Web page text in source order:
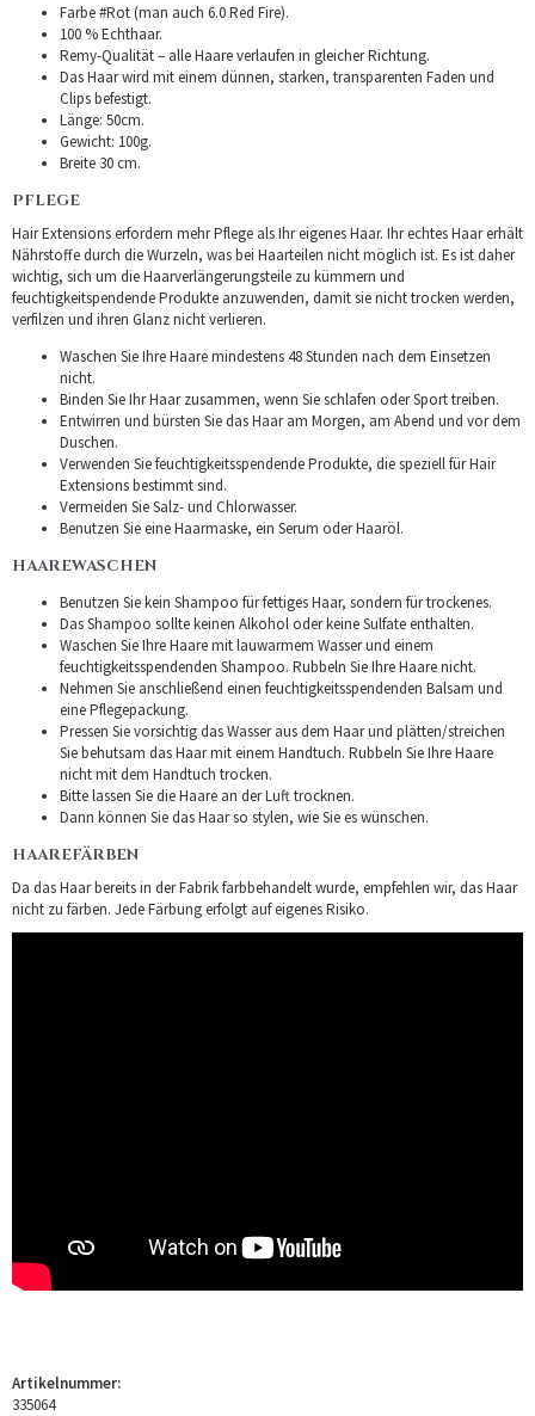
Farbe #Rot (man auch 6.0 Red Fire).
100 % Echthaar.
Remy-Qualität – alle Haare verlaufen in gleicher Richtung.
Das Haar wird mit einem dünnen, starken, transparenten Faden und
Clips befestigt.
Länge: 50cm.
Gewicht: 100g.
Breite 30 cm.
PFLEGE
Hair Extensions erfordern mehr Pflege als Ihr eigenes Haar. Ihr echtes Haar erhält
Nährstoffe durch die Wurzeln, was bei Haarteilen nicht möglich ist. Es ist daher
wichtig, sich um die Haarverlängerungsteile zu kümmern und
feuchtigkeitspendende Produkte anzuwenden, damit sie nicht trocken werden,
verfilzen und ihren Glanz nicht verlieren.
Waschen Sie Ihre Haare mindestens 48 Stunden nach dem Einsetzen
nicht.
Binden Sie Ihr Haar zusammen, wenn Sie schlafen oder Sport treiben.
Entwirren und bürsten Sie das Haar am Morgen, am Abend und vor dem
Duschen.
Verwenden Sie feuchtigkeitsspendende Produkte, die speziell für Hair
Extensions bestimmt sind.
Vermeiden Sie Salz- und Chlorwasser.
Benutzen Sie eine Haarmaske, ein Serum oder Haaröl.
HAAREWASCHEN
Benutzen Sie kein Shampoo für fettiges Haar, sondern für trockenes.
Das Shampoo sollte keinen Alkohol oder keine Sulfate enthalten.
Waschen Sie Ihre Haare mit lauwarmem Wasser und einem
feuchtigkeitsspendenden Shampoo. Rubbeln Sie Ihre Haare nicht.
Nehmen Sie anschließend einen feuchtigkeitsspendenden Balsam und
eine Pflegepackung.
Pressen Sie vorsichtig das Wasser aus dem Haar und plätten/streichen
Sie behutsam das Haar mit einem Handtuch. Rubbeln Sie Ihre Haare
nicht mit dem Handtuch trocken.
Bitte lassen Sie die Haare an der Luft trocknen.
Dann können Sie das Haar so stylen, wie Sie es wünschen.
HAAREFÄRBEN
Da das Haar bereits in der Fabrik farbbehandelt wurde, empfehlen wir, das Haar
nicht zu färben. Jede Färbung erfolgt auf eigenes Risiko.
Artikelnummer:
335064